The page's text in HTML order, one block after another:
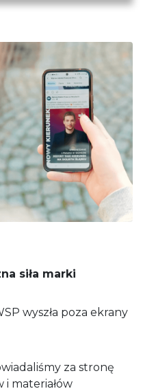
siła marki
wyszła poza ekrany
za stronę
materiałów